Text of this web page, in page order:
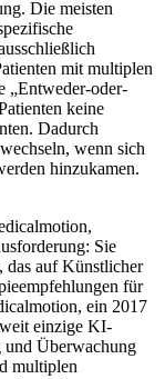
Die meisten
mit multiplen
„Entweder-oder-
keine
Dadurch
wenn sich
hinzukamen.
Sie
das auf Künstlicher
für
ein 2017
einzige KI-
und Überwachung
multiplen